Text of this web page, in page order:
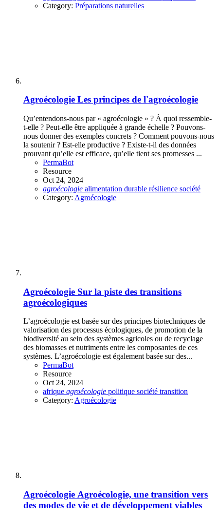
Category: Préparations naturelles
Agroécologie Les principes de l'agroécologie
Qu’entendons-nous par « agroécologie » ? À quoi ressemble-
t-elle ? Peut-elle être appliquée à grande échelle ? Pouvons-
nous donner des exemples concrets ? Comment pouvons-nous
la soutenir ? Est-elle productive ? Existe-t-il des données
prouvant qu’elle est efficace, qu’elle tient ses promesses ...
PermaBot
Resource
Oct 24, 2024
agroécologie alimentation durable résilience société
Category: Agroécologie
Agroécologie Sur la piste des transitions
agroécologiques
L’agroécologie est basée sur des principes biotechniques de
valorisation des processus écologiques, de promotion de la
biodiversité au sein des systèmes agricoles ou de recyclage
des biomasses et nutriments entre les composantes de ces
systèmes. L’agroécologie est également basée sur des...
PermaBot
Resource
Oct 24, 2024
afrique agroécologie politique société transition
Category: Agroécologie
Agroécologie Agroécologie, une transition vers
des modes de vie et de développement viables